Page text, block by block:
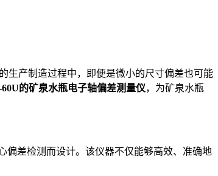
产制造过程中，即便是微小的尺寸偏差也可能
的矿泉水瓶电子轴偏差测量仪，为矿泉水瓶
差检测而设计。该仪器不仅能够高效、准确地